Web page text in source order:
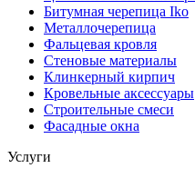
Битумная черепица Iko
Металлочерепица
Фальцевая кровля
Стеновые материалы
Клинкерный кирпич
Кровельные аксессуары
Строительные смеси
Фасадные окна
Услуги